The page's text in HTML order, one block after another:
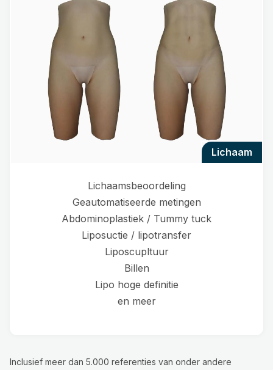
lichaam
Lichaamsbeoordeling
Geautomatiseerde metingen
Abdominoplastiek / Tummy tuck
Liposuctie / lipotransfer
Liposcupltuur
Billen
Lipo hoge definitie
en meer
Inclusief meer dan 5.000 referenties van onder andere